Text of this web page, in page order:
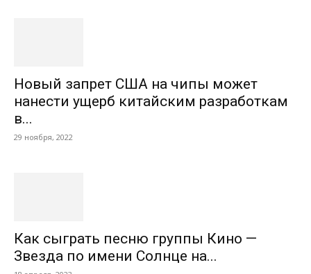
Новый запрет США на чипы может
нанести ущерб китайским разработкам
в...
29 ноября, 2022
Как сыграть песню группы Кино —
Звезда по имени Солнце на...